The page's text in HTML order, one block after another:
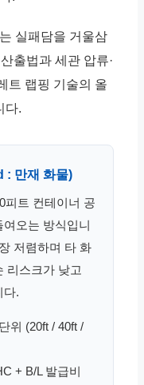
실패담을 거울삼
출법과 세관 압류·
트 랩핑 기술의 올
다.
만재 화물)
피트 컨테이너 공
오는 방식입니
저렴하며 타 화
리스크가 낮고
다.
위 (20ft / 40ft /
+ B/L 발급비